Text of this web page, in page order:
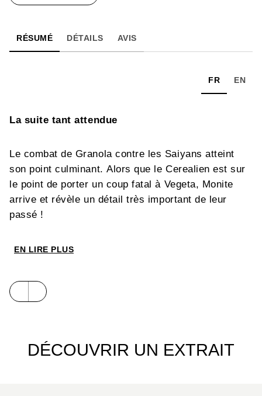
RÉSUMÉ DÉTAILS AVIS
FR EN
La suite tant attendue
Le combat de Granola contre les Saiyans atteint
son point culminant. Alors que le Cerealien est sur
le point de porter un coup fatal à Vegeta, Monite
arrive et révèle un détail très important de leur
passé !
EN LIRE PLUS
DÉCOUVRIR UN EXTRAIT